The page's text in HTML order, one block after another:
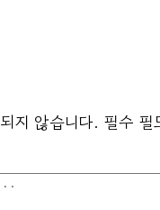
지 않습니다. 필수 필